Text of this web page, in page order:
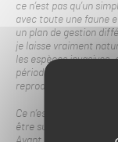
ce n’est pas qu’un
avec toute une faune
un plan de gestion
je laisse vraiment
les espèces invasives,
périodes par rapport
reproduction de
Ce n’est pas un
être sur un golf là où il